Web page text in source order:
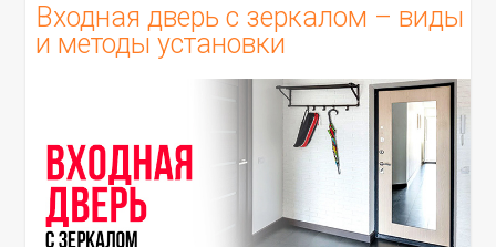
Входная дверь с зеркалом – виды
и методы установки